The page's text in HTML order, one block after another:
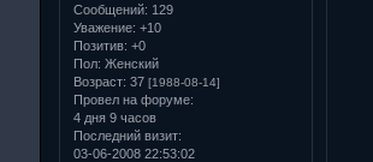
Сообщений: 129
Уважение: +10
Позитив: +0
Пол: Женский
Возраст: 37[1988-08-14]
Провел на форуме:
4 дня 9 часов
Последний визит:
03-06-2008 22:53:02